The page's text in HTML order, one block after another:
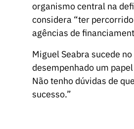
organismo central na
considera “ter
agências de
Miguel Seabra sucede
desempenhado um
Não tenho dúvidas de
sucesso.”